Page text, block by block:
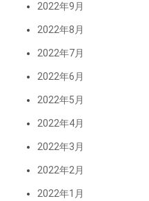
2022年9月
2022年8月
2022年7月
2022年6月
2022年5月
2022年4月
2022年3月
2022年2月
2022年1月